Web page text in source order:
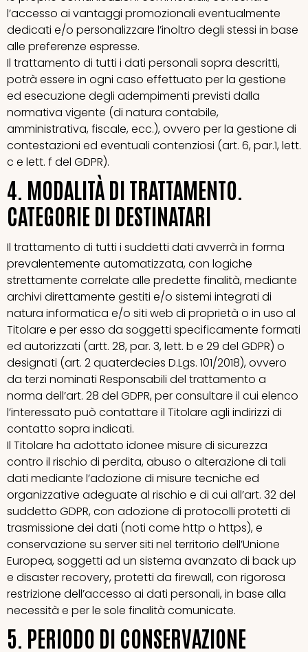
l’accesso ai vantaggi promozionali eventualmente
dedicati e/o personalizzare l’inoltro degli stessi in base
alle preferenze espresse.
Il trattamento di tutti i dati personali sopra descritti,
potrà essere in ogni caso effettuato per la gestione
ed esecuzione degli adempimenti previsti dalla
normativa vigente (di natura contabile,
amministrativa, fiscale, ecc.), ovvero per la gestione di
contestazioni ed eventuali contenziosi (art. 6, par.1, lett.
c e lett. f del GDPR).
4. MODALITÀ DI TRATTAMENTO.
CATEGORIE DI DESTINATARI
Il trattamento di tutti i suddetti dati avverrà in forma
prevalentemente automatizzata, con logiche
strettamente correlate alle predette finalità, mediante
archivi direttamente gestiti e/o sistemi integrati di
natura informatica e/o siti web di proprietà o in uso al
Titolare e per esso da soggetti specificamente formati
ed autorizzati (artt. 28, par. 3, lett. b e 29 del GDPR) o
designati (art. 2 quaterdecies D.Lgs. 101/2018), ovvero
da terzi nominati Responsabili del trattamento a
norma dell’art. 28 del GDPR, per consultare il cui elenco
l’interessato può contattare il Titolare agli indirizzi di
contatto sopra indicati.
Il Titolare ha adottato idonee misure di sicurezza
contro il rischio di perdita, abuso o alterazione di tali
dati mediante l’adozione di misure tecniche ed
organizzative adeguate al rischio e di cui all’art. 32 del
suddetto GDPR, con adozione di protocolli protetti di
trasmissione dei dati (noti come http o https), e
conservazione su server siti nel territorio dell’Unione
Europea, soggetti ad un sistema avanzato di back up
e disaster recovery, protetti da firewall, con rigorosa
restrizione dell’accesso ai dati personali, in base alla
necessità e per le sole finalità comunicate.
5. PERIODO DI CONSERVAZIONE